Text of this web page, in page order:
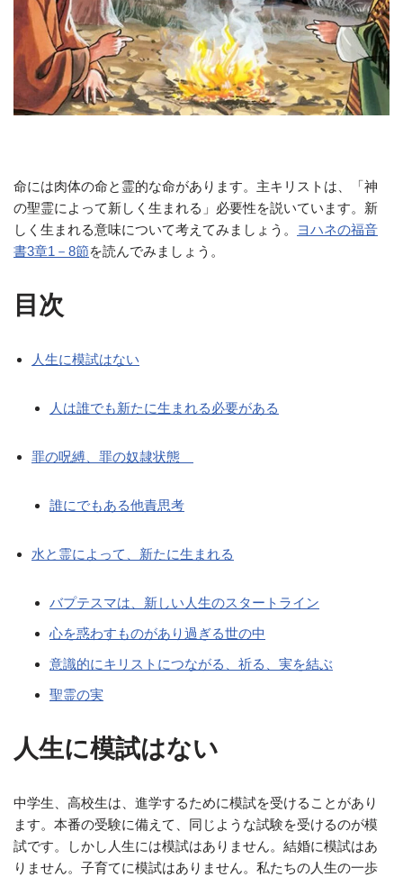
命には肉体の命と霊的な命があります。主キリストは、「神
の聖霊によって新しく生まれる」必要性を説いています。新
しく生まれる意味について考えてみましょう。
ヨハネの福音
書3章1－8節を読んでみましょう。
目次
人生に模試はない
人は誰でも新たに生まれる必要がある
罪の呪縛、罪の奴隷状態
誰にでもある他責思考
水と霊によって、新たに生まれる
バプテスマは、新しい人生のスタートライン
心を惑わすものがあり過ぎる世の中
意識的にキリストにつながる、祈る、実を結ぶ
聖霊の実
人生に模試はない
中学生、高校生は、進学するために模試を受けることがあり
ます。本番の受験に備えて、同じような試験を受けるのが模
試です。しかし人生には模試はありません。結婚に模試はあ
りません。子育てに模試はありません。私たちの人生の一歩